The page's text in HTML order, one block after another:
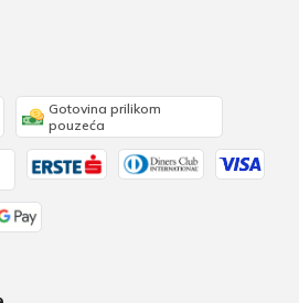
Gotovina prilikom
pouzeća